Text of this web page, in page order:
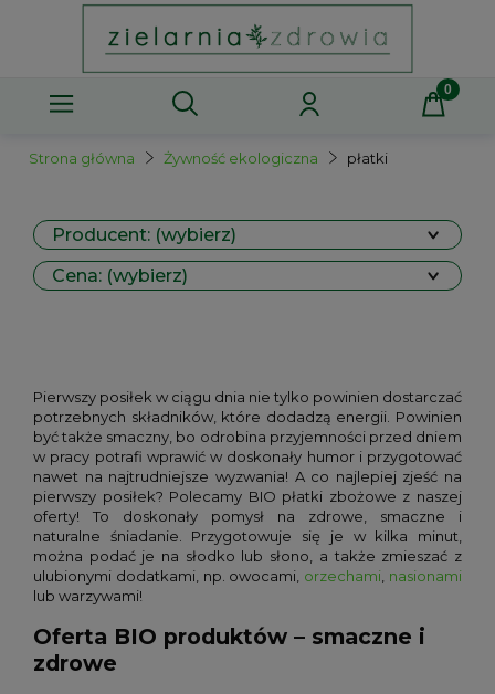
Strona główna Żywność ekologiczna płatki
Producent: (wybierz)
Cena: (wybierz)
Pierwszy posiłek w ciągu dnia nie tylko powinien dostarczać
potrzebnych składników, które dodadzą energii. Powinien
być także smaczny, bo odrobina przyjemności przed dniem
w pracy potrafi wprawić w doskonały humor i przygotować
nawet na najtrudniejsze wyzwania! A co najlepiej zjeść na
pierwszy posiłek? Polecamy BIO płatki zbożowe z naszej
oferty! To doskonały pomysł na zdrowe, smaczne i
naturalne śniadanie. Przygotowuje się je w kilka minut,
można podać je na słodko lub słono, a także zmieszać z
ulubionymi dodatkami, np. owocami, orzechami nasionami
lub warzywami!
Oferta BIO produktów – smaczne i
zdrowe